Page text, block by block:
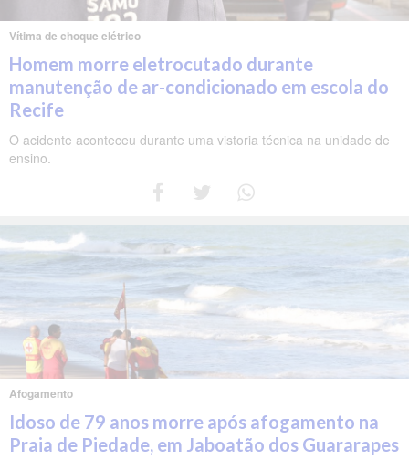
Vítima de choque elétrico
Homem morre eletrocutado durante
manutenção de ar-condicionado em escola do
Recife
O acidente aconteceu durante uma vistoria técnica na unidade de
ensino.
Afogamento
Idoso de 79 anos morre após afogamento na
Praia de Piedade, em Jaboatão dos Guararapes